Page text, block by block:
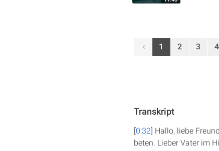
1 2 3 4
Transkript
[0:32] Hallo, liebe
beten. Lieber Vater im